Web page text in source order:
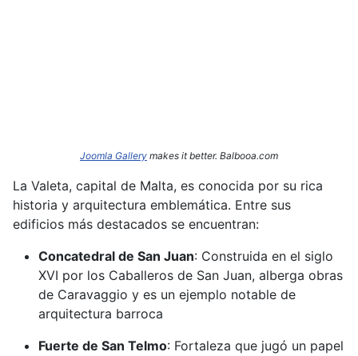
Joomla Gallery makes it better. Balbooa.com
La Valeta, capital de Malta, es conocida por su rica
historia y arquitectura emblemática. Entre sus
edificios más destacados se encuentran:​
Concatedral de San Juan: Construida en el siglo
XVI por los Caballeros de San Juan, alberga obras
de Caravaggio y es un ejemplo notable de
arquitectura barroca
Fuerte de San Telmo: Fortaleza que jugó un papel